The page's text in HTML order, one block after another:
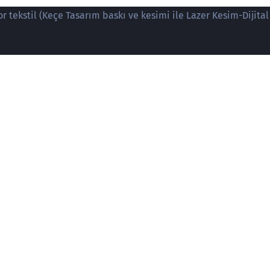
tekstil (Keçe Tasarım baskı ve kesimi ile Lazer Kesim-